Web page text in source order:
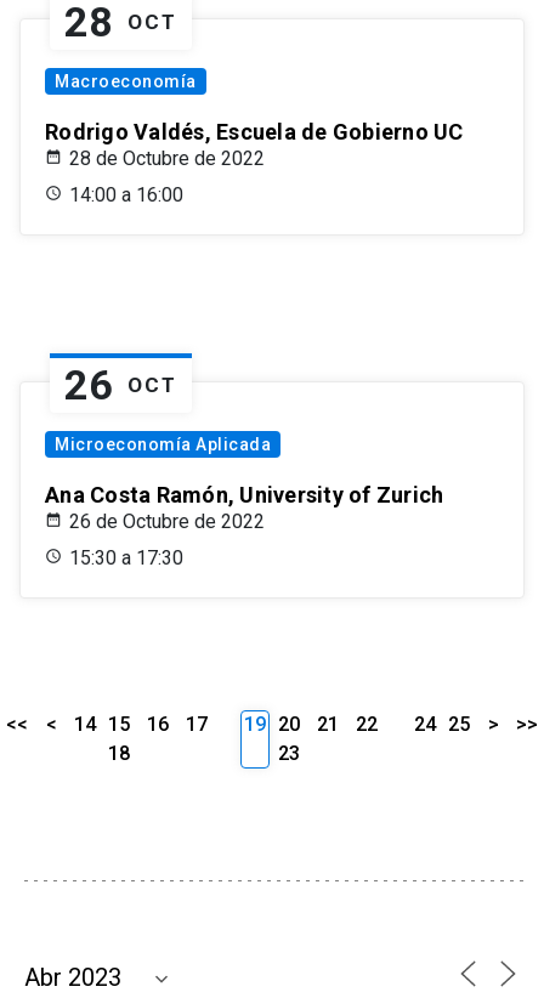
28 OCT
Macroeconomía
Rodrigo Valdés, Escuela de Gobierno UC
28 de Octubre de 2022
14:00 a 16:00
26 OCT
Microeconomía Aplicada
Ana Costa Ramón, University of Zurich
26 de Octubre de 2022
15:30 a 17:30
<< < 14 15 16
17
18
19 20 21
22
23
24 25 > >>